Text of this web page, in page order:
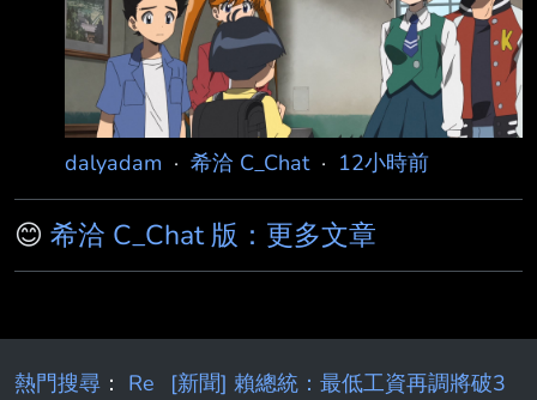
父親：「雖然對精靈來說，這是件相當殘酷的
事……」 精靈女孩：「騙人的吧……」 精靈女孩：
「就算大學畢業，也才 22 歲而已啊……」 精靈
女孩（心想）：「明明還有數千年
dalyadam · 希洽 C_Chat· 12小時前
😊 希洽 C_Chat 版：更多文章
熱門搜尋 ： Re
[新聞] 賴總統：最低工資再調將破3